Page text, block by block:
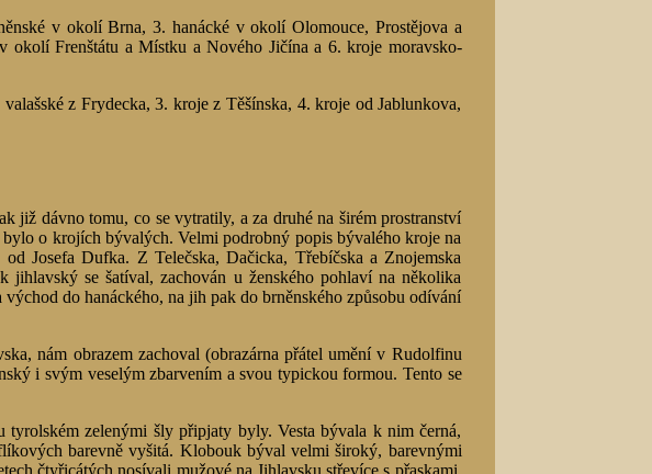
v okolí Brna, 3. hanácké v okolí Olomouce, Prostějova a
Frenštátu a Místku a Nového Jičína a 6. kroje moravsko-
z Frydecka, 3. kroje z Těšínska, 4. kroje od Jablunkova,
již dávno tomu, co se vytratily, a za druhé na širém prostranství
o krojích bývalých. Velmi podrobný popis bývalého kroje na
Josefa Dufka. Z Telečska, Dačicka, Třebíčska a Znojemska
se šatíval, zachován u ženského pohlaví na několika
do hanáckého, na jih pak do brněnského způsobu odívání
nám obrazem zachoval (obrazárna přátel umění v Rudolfinu
i svým veselým zbarvením a svou typickou formou. Tento se
zelenými šly připjaty byly. Vesta bývala k nim černá,
barevně vyšitá. Klobouk býval velmi široký, barevnými
čtyřicátých nosívali mužové na Jihlavsku střevíce s přaskami.